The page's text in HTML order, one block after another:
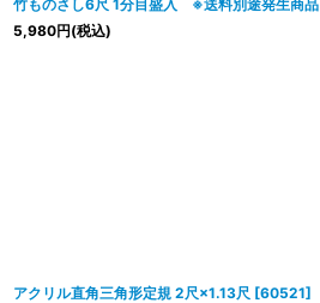
竹ものさし6尺 1分目盛入 ※送料別途発生商品
5,980円(税込)
アクリル直角三角形定規 2尺×1.13尺 [60521]